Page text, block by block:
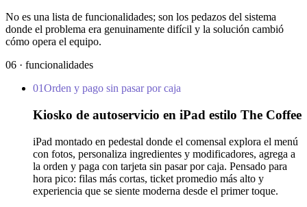
No es una lista de funcionalidades; son los pedazos del sistema
donde el problema era genuinamente difícil y la solución cambió
cómo opera el equipo.
06 · funcionalidades
01Orden y pago sin pasar por caja
Kiosko de autoservicio en iPad estilo The Coffee
iPad montado en pedestal donde el comensal explora el menú
con fotos, personaliza ingredientes y modificadores, agrega a
la orden y paga con tarjeta sin pasar por caja. Pensado para
hora pico: filas más cortas, ticket promedio más alto y
experiencia que se siente moderna desde el primer toque.